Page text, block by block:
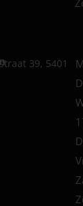
39, 5401